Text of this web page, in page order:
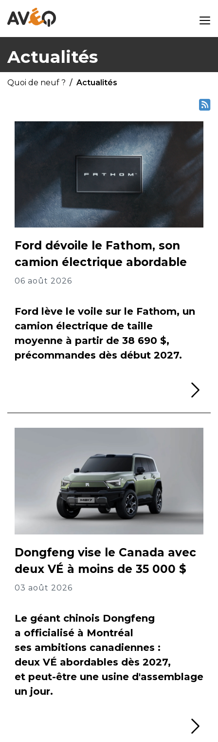
Actualités
Quoi de neuf ? Actualités
Ford dévoile le Fathom, son
camion électrique abordable
06 août 2026
Ford lève le voile sur le Fathom, un
camion électrique de taille
moyenne à partir de 38 690 $,
précommandes dès début 2027.
Dongfeng vise le Canada avec
deux VÉ à moins de 35 000 $
03 août 2026
Le géant chinois Dongfeng
a officialisé à Montréal
ses ambitions canadiennes :
deux VÉ abordables dès 2027,
et peut-être une usine d'assemblage
un jour.